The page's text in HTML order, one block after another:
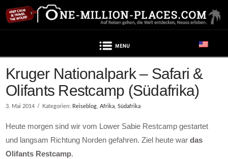
Kruger Nationalpark – Safari &
Olifants Restcamp (Südafrika)
3. Mai 2014 Kategorien: Reiseblog,Afrika,Südafrika
Heute morgen sind wir vom Lower Sabie Restcamp gestartet
und langsam Richtung Norden gefahren. Ziel heute wardas
Olifants Restcamp.